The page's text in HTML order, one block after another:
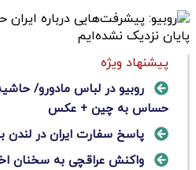
پیشنهاد ویژه
روبیو در لباس مادورو/
حساس به چین + عکس
پاسخ سفارت ایران در لندن
واکنش عراقچی به سخنان